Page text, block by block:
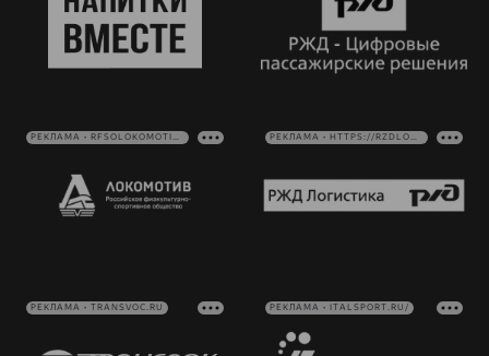
РЕКЛАМА • RFSOLOKOMOTIV.RU РЕКЛАМА • HTTPS://RZDLOG.RU/
РЕКЛАМА • TRANSVOC.RU РЕКЛАМА • ITALSPORT.RU/